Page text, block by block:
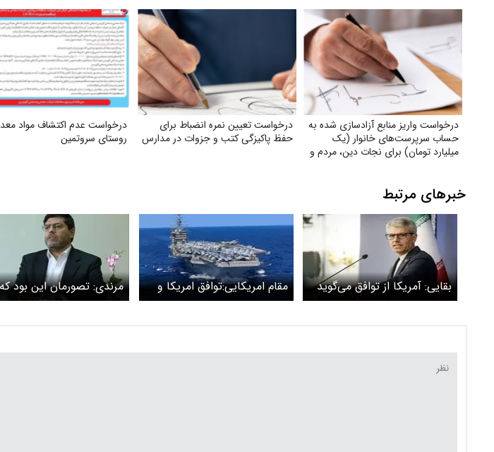
درخواست واریز منابع آزادسازی شده به
حساب سرپرست‌های خانوار (یک
میلیارد تومان) برای نجات دین، مردم و
درخواست تعیین نمره انضباط برای
حفظ پاکیزگی کتب و جزوات در مدارس
درخواست عدم اکتشاف مواد
روستای سروتمین
خبرهای مرتبط
بقایی: آمریکا از توافق می‌گوید
اما قصد توافق ندارد
مقام امریکایی:توافق امریکا و
یمن پابرجاست
مرندی: تصورمان این بود که
توافق قریب‌الوقوع است/